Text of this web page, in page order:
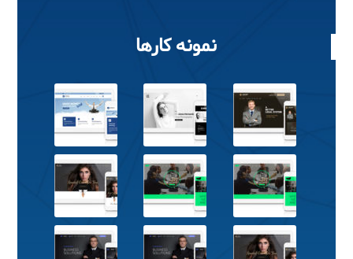
نمونه کارها